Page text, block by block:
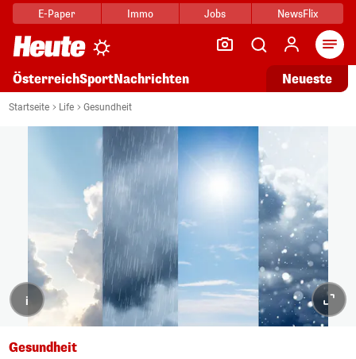
E-Paper Immo Jobs NewsFlix
ÖsterreichSportNachrichten Neueste
Startseite Life Gesundheit
i
Gesundheit